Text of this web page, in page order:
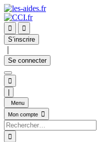


S’inscrire
Se connecter

Menu
Mon compte

